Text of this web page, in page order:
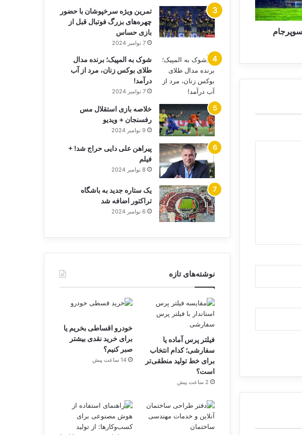
تمرین ویژه سرخپوشان با حضور
چهره‌های بزرگ فوتبال قبل از
بازی حساس
7 نوامبر 2024
شوک به المپیک؛ برنده مدال
طلای بوکس زنان، مرد از آب
درآمد!
7 نوامبر 2024
خلاصه بازی استقلال مس
رفسنجان + ویدیو
9 نوامبر 2024
پیراهن علی دایی حراج شد! +
فیلم
8 نوامبر 2024
یک ستاره جدید به باشگاه
تراکتور اضافه شد
6 نوامبر 2024
نوشته‌های تازه
فیلتر پرس آماده یا
سفارشی؛ کدام انتخاب
برای خط تولید منطقی‌تر
است؟
2 ساعت پیش
خودرو اقساطی بخریم یا
برای خرید نقدی بیشتر
صبر کنیم؟
14 ساعت پیش